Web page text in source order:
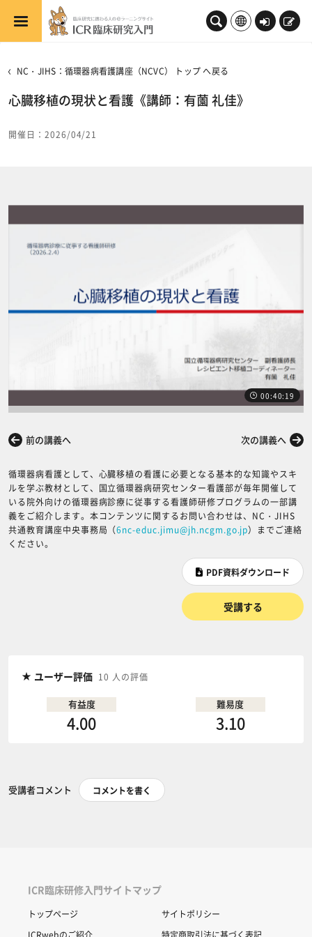
メインコンテンツへスキップする
ロ
新
NC・JIHS：循環器病看護講座（NCVC） トップ へ戻る
心臓移植の現状と看護《講師：有薗 礼佳》
開催日：2026/04/21
00:40:19
前の講義へ 次の講義へ
循環器病看護として、心臓移植の看護に必要となる基本的な知識やスキ
ルを学ぶ教材として、国立循環器病研究センター看護部が毎年開催して
いる院外向けの循環器病診療に従事する看護師研修プログラムの一部講
義をご紹介します。本コンテンツに関するお問い合わせは、NC・JIHS
共通教育講座中央事務局（6nc-educ.jimu@jh.ncgm.go.jp）までご連絡
ください。
PDF資料ダウンロード
受講する
ユーザー評価 10 人の評価
有益度
4.00
難易度
3.10
受講者コメント コメントを書く
ICR臨床研修入門サイトマップ
トップページ
サイトポリシー